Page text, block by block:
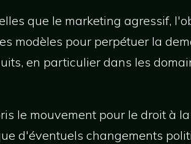
que le marketing agressif,
modèles pour perpétuer la
en particulier dans les
le mouvement pour le droit à
d'éventuels changements